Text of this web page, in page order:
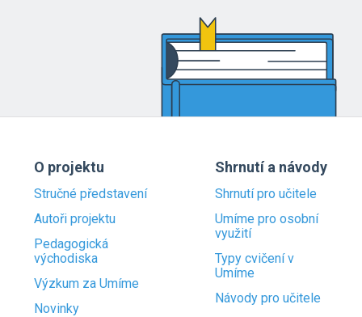
O projektu
Stručné představení
Autoři projektu
Pedagogická
východiska
Výzkum za Umíme
Novinky
Shrnutí a návody
Shrnutí pro učitele
Umíme pro osobní
využití
Typy cvičení v
Umíme
Návody pro učitele